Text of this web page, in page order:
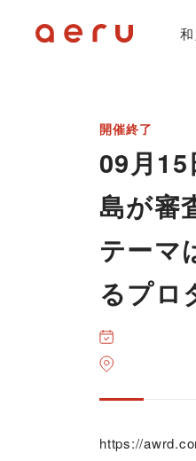
開催終了
09月
島が審
テーマ
るプロ
https://